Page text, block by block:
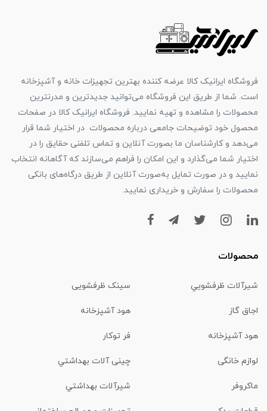
فروشگاه ایرانیک کالا عرضه کننده بهترین تجهیزات خانه و آشپزخانه
است. شما از طریق این فروشگاه می‌توانید جدیدترین و مدرنترین
محصولات را مشاهده و تهیه نمایید. فروشگاه ایرانیک کالا در صفحات
محصول خود توضیحات جامعی درباره محصولات در اختیار شما قرار
می‌دهد و کارشناسان ما بصورت آنلاین و تماس تلفنی حقایق را در
اختیار شما می‌گذارد و این امکان را فراهم می‌سازند که آگاهانه انتخاب
نمایید و در صورت تمایل به‌صورت آنلاین از طریق درگاه‌های بانکی
محصولات را سفارش و خریداری نمایید.
محصولات
شیرآلات ظرفشويي سینک ظرفشویی
اجاق گاز هود آشپزخانه
هود آشپزخانه فر توکار
لوازم خانگی چینی آلات بهداشتي
ماكروفر شیرآلات بهداشتي